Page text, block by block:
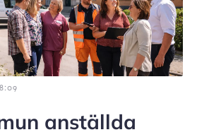
anställda